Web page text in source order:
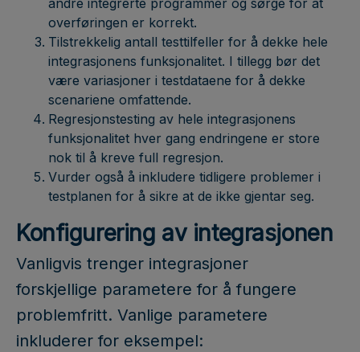
overføringen er korrekt.
Tilstrekkelig antall testtilfeller for å dekke hele
integrasjonens funksjonalitet. I tillegg bør det
være variasjoner i testdataene for å dekke
scenariene omfattende.
Regresjonstesting av hele integrasjonens
funksjonalitet hver gang endringene er store
nok til å kreve full regresjon.
Vurder også å inkludere tidligere problemer i
testplanen for å sikre at de ikke gjentar seg.
Konfigurering av integrasjonen
Vanligvis trenger integrasjoner
forskjellige parametere for å fungere
problemfritt. Vanlige parametere
inkluderer for eksempel: